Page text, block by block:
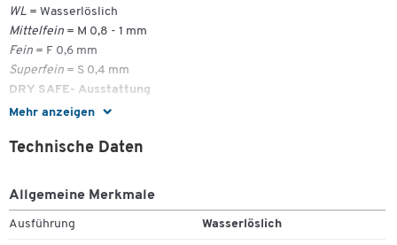
Mehr anzeigen
WL = Wasserlöslich
Mittelfein = M 0,8 - 1 mm
Fein = F 0,6 mm
Superfein = S 0,4 mm
DRY SAFE- Ausstattung
Sie können tagelang offen liegen, ohne dass sie eintrocknen. Auch
war, sind sie sofort wieder einsatzbereit.
Technische Daten
Allgemeine Merkmale
Ausführung Wasserlöslich